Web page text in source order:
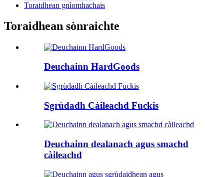
Toraidhean gnìomhachais
Toraidhean sònraichte
Deuchainn HardGoods
Sgrùdadh Càileachd Fuckis
Deuchainn dealanach agus smachd
càileachd